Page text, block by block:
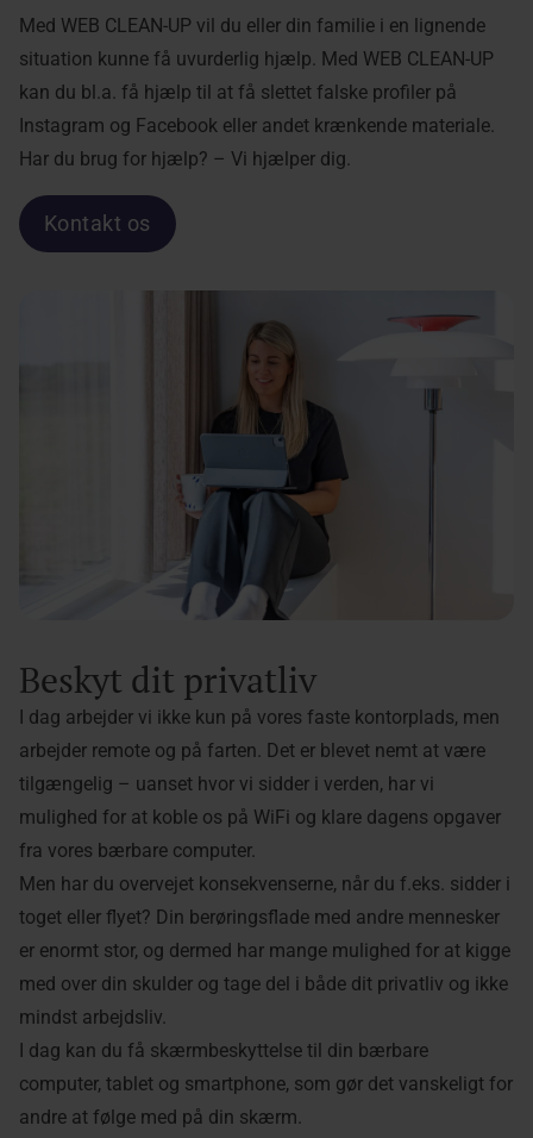
Med WEB CLEAN-UP vil du eller din familie i en lignende
situation kunne få uvurderlig hjælp. Med WEB CLEAN-UP
kan du bl.a. få hjælp til at få slettet falske profiler på
Instagram og Facebook eller andet krænkende materiale.
Har du brug for hjælp? – Vi hjælper dig.
Kontakt os
Beskyt dit privatliv
I dag arbejder vi ikke kun på vores faste kontorplads, men
arbejder remote og på farten. Det er blevet nemt at være
tilgængelig – uanset hvor vi sidder i verden, har vi
mulighed for at koble os på WiFi og klare dagens opgaver
fra vores bærbare computer.
Men har du overvejet konsekvenserne, når du f.eks. sidder i
toget eller flyet? Din berøringsflade med andre mennesker
er enormt stor, og dermed har mange mulighed for at kigge
med over din skulder og tage del i både dit privatliv og ikke
mindst arbejdsliv.
I dag kan du få skærmbeskyttelse til din bærbare
computer, tablet og smartphone, som gør det vanskeligt for
andre at følge med på din skærm.